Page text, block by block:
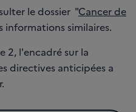
le dossier "Cancer de
informations similaires.
2, l'encadré sur la
directives anticipées a